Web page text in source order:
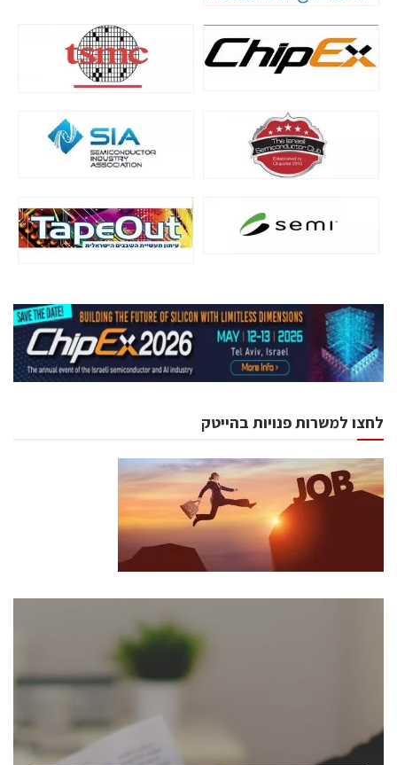
לחצו למשרות פנויות בהייטק
כנסים ואירועים
לכל העוסקים בתעשיית הסמיקונדקטור כולל מהנדסים,